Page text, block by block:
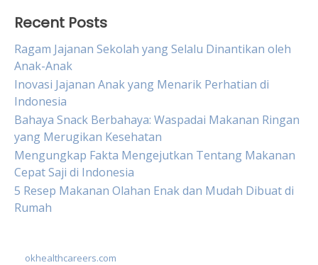
Recent Posts
Ragam Jajanan Sekolah yang Selalu Dinantikan oleh
Anak-Anak
Inovasi Jajanan Anak yang Menarik Perhatian di
Indonesia
Bahaya Snack Berbahaya: Waspadai Makanan Ringan
yang Merugikan Kesehatan
Mengungkap Fakta Mengejutkan Tentang Makanan
Cepat Saji di Indonesia
5 Resep Makanan Olahan Enak dan Mudah Dibuat di
Rumah
okhealthcareers.com